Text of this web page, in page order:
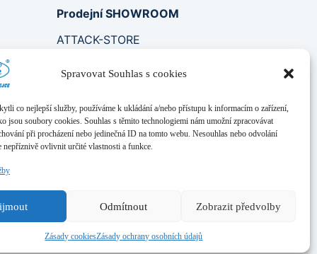
Spravovat Souhlas s cookies
co nejlepší služby, používáme k ukládání a/nebo přístupu k informacím o zařízení,
jsou soubory cookies. Souhlas s těmito technologiemi nám umožní zpracovávat
při procházení nebo jedinečná ID na tomto webu. Nesouhlas nebo odvolání
nepříznivě ovlivnit určité vlastnosti a funkce.
Odmítnout Zobrazit předvolby
Zásady cookiesZásady ochrany osobních údajů
Prodejní SHOWROOM
ATTACK-STORE
Psáry, 252 44
DIČ: CZ07347413